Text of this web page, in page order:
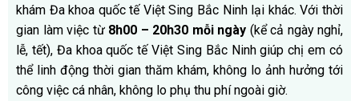
khám Đa khoa quốc tế Việt Sing Bắc Ninh lại khác. Với thời
gian làm việc từ 8h00 – 20h30 mỗi ngày (kể cả ngày nghỉ,
lễ, tết), Đa khoa quốc tế Việt Sing Bắc Ninh giúp chị em có
thể linh động thời gian thăm khám, không lo ảnh hưởng tới
công việc cá nhân, không lo phụ thu phí ngoài giờ.